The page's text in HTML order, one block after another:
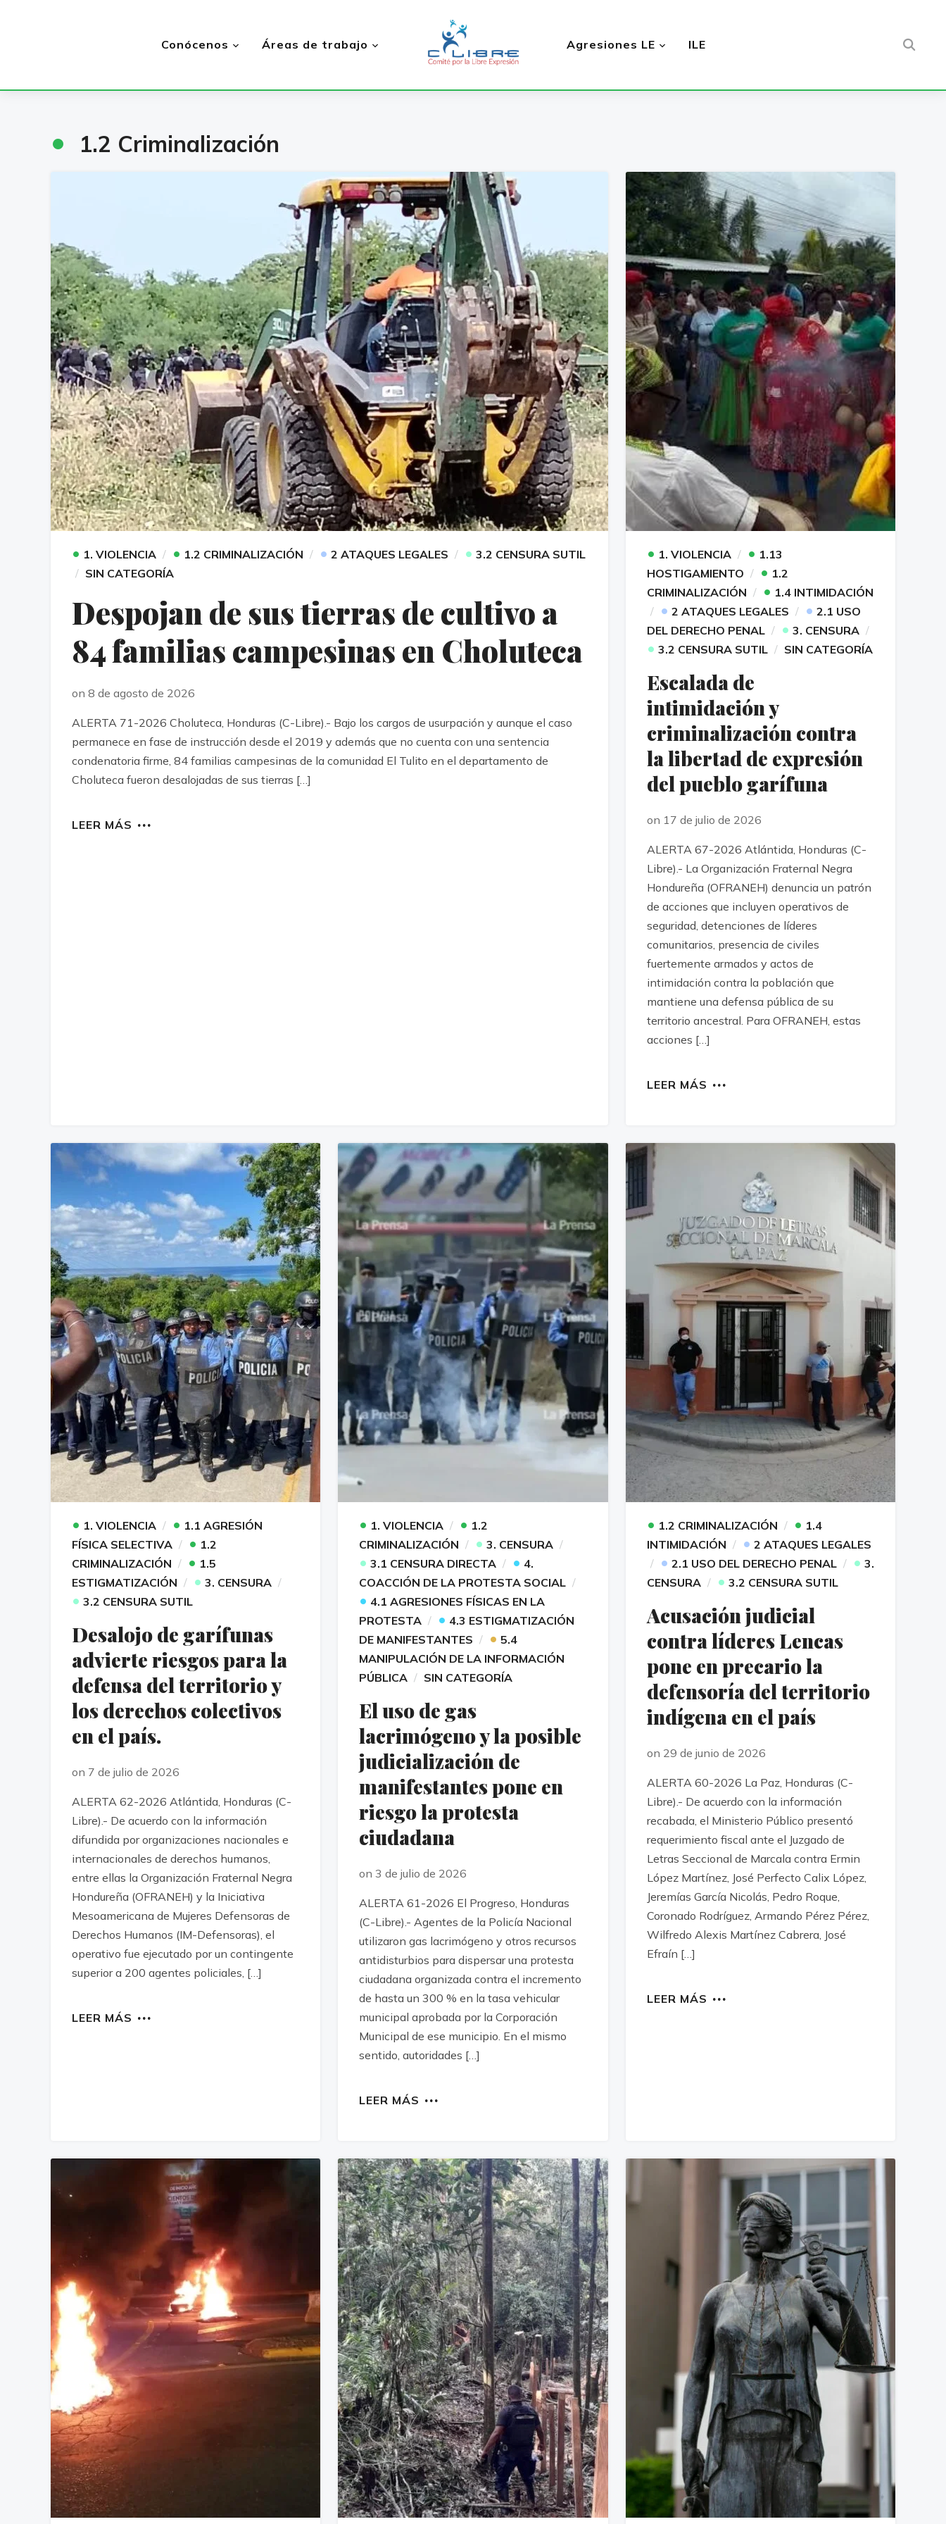
Conócenos Áreas de trabajo Agresiones LE ILE
• 1.2 Criminalización
• 1. VIOLENCIA • 1.2 CRIMINALIZACIÓN • 2 ATAQUES LEGALES • 3.2 CENSURA SUTIL
SIN CATEGORÍA
Despojan de sus tierras de cultivo a
84 familias campesinas en Choluteca
on 8 de agosto de 2026
ALERTA 71-2026 Choluteca, Honduras (C-Libre).- Bajo los cargos de usurpación y aunque el caso
permanece en fase de instrucción desde el 2019 y además que no cuenta con una sentencia
condenatoria firme, 84 familias campesinas de la comunidad El Tulito en el departamento de
Choluteca fueron desalojadas de sus tierras […]
LEER MÁS
• 1. VIOLENCIA • 1.13
HOSTIGAMIENTO
• 1.2
CRIMINALIZACIÓN
• 1.4 INTIMIDACIÓN
• 2 ATAQUES LEGALES • 2.1 USO
DEL DERECHO PENAL
• 3. CENSURA
• 3.2 CENSURA SUTIL SIN CATEGORÍA
Escalada de
intimidación y
criminalización contra
la libertad de expresión
del pueblo garífuna
on 17 de julio de 2026
ALERTA 67-2026 Atlántida, Honduras (C-
Libre).- La Organización Fraternal Negra
Hondureña (OFRANEH) denuncia un patrón
de acciones que incluyen operativos de
seguridad, detenciones de líderes
comunitarios, presencia de civiles
fuertemente armados y actos de
intimidación contra la población que
mantiene una defensa pública de su
territorio ancestral. Para OFRANEH, estas
acciones […]
LEER MÁS
• 1. VIOLENCIA • 1.1 AGRESIÓN
FÍSICA SELECTIVA
• 1.2
CRIMINALIZACIÓN
• 1.5
ESTIGMATIZACIÓN
• 3. CENSURA
• 3.2 CENSURA SUTIL
Desalojo de garífunas
advierte riesgos para la
defensa del territorio y
los derechos colectivos
en el país.
on 7 de julio de 2026
ALERTA 62-2026 Atlántida, Honduras (C-
Libre).- De acuerdo con la información
difundida por organizaciones nacionales e
internacionales de derechos humanos,
entre ellas la Organización Fraternal Negra
Hondureña (OFRANEH) y la Iniciativa
Mesoamericana de Mujeres Defensoras de
Derechos Humanos (IM-Defensoras), el
operativo fue ejecutado por un contingente
superior a 200 agentes policiales, […]
LEER MÁS
• 1. VIOLENCIA • 1.2
CRIMINALIZACIÓN
• 3. CENSURA
• 3.1 CENSURA DIRECTA • 4.
COACCIÓN DE LA PROTESTA SOCIAL
• 4.1 AGRESIONES FÍSICAS EN LA
PROTESTA
• 4.3 ESTIGMATIZACIÓN
DE MANIFESTANTES
• 5.4
MANIPULACIÓN DE LA INFORMACIÓN
PÚBLICA
SIN CATEGORÍA
El uso de gas
lacrimógeno y la posible
judicialización de
manifestantes pone en
riesgo la protesta
ciudadana
on 3 de julio de 2026
ALERTA 61-2026 El Progreso, Honduras
(C-Libre).- Agentes de la Policía Nacional
utilizaron gas lacrimógeno y otros recursos
antidisturbios para dispersar una protesta
ciudadana organizada contra el incremento
de hasta un 300 % en la tasa vehicular
municipal aprobada por la Corporación
Municipal de ese municipio. En el mismo
sentido, autoridades […]
LEER MÁS
• 1.2 CRIMINALIZACIÓN • 1.4
INTIMIDACIÓN
• 2 ATAQUES LEGALES
• 2.1 USO DEL DERECHO PENAL • 3.
CENSURA
• 3.2 CENSURA SUTIL
Acusación judicial
contra líderes Lencas
pone en precario la
defensoría del territorio
indígena en el país
on 29 de junio de 2026
ALERTA 60-2026 La Paz, Honduras (C-
Libre).- De acuerdo con la información
recabada, el Ministerio Público presentó
requerimiento fiscal ante el Juzgado de
Letras Seccional de Marcala contra Ermin
López Martínez, José Perfecto Calix López,
Jeremías García Nicolás, Pedro Roque,
Coronado Rodríguez, Armando Pérez Pérez,
Wilfredo Alexis Martínez Cabrera, José
Efraín […]
LEER MÁS